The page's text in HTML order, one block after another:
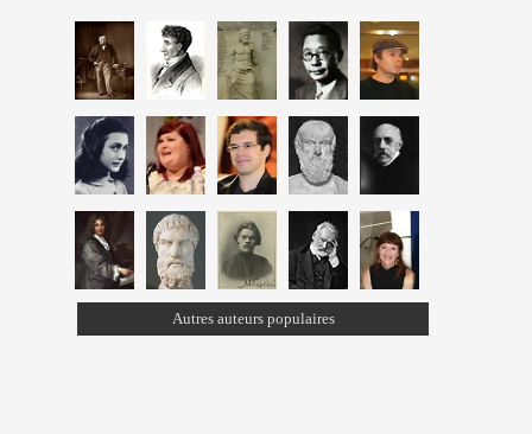
Autres auteurs populaires